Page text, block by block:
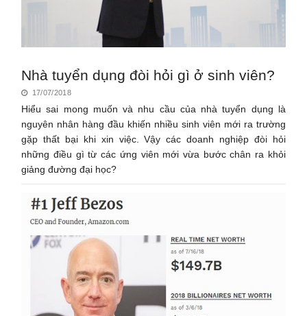
Nhà tuyển dụng đòi hỏi gì ở sinh viên?
17/07/2018
Hiểu sai mong muốn và nhu cầu của nhà tuyển dụng là
nguyên nhân hàng đầu khiến nhiều sinh viên mới ra trường
gặp thất bại khi xin việc. Vậy các doanh nghiệp đòi hỏi
những điều gì từ các ứng viên mới vừa bước chân ra khỏi
giảng đường đại học?